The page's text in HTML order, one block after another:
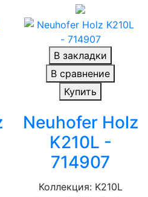
В закладки
В сравнение
Купить
Neuhofer Holz
K210L -
714907
Коллекция: K210L